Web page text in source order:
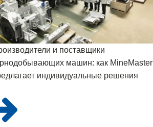
и поставщики
машин: как MineMaster
индивидуальные решения